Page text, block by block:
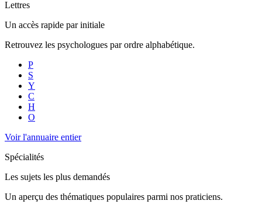
Lettres
Un accès rapide par initiale
Retrouvez les psychologues par ordre alphabétique.
P
S
Y
C
H
O
Voir l'annuaire entier
Spécialités
Les sujets les plus demandés
Un aperçu des thématiques populaires parmi nos praticiens.